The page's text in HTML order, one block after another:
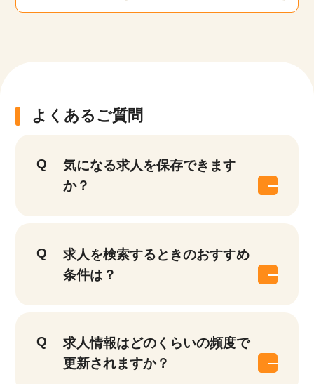
よくあるご質問
気になる求人を保存できます
か？
求人を検索するときのおすすめ
条件は？
求人情報はどのくらいの頻度で
更新されますか？
該当件数
17,050 件
他の条件を選択